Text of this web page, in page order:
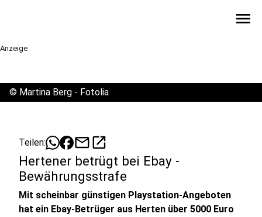
menu
Anzeige
© Martina Berg - Fotolia
Teilen: mailopen_in_new
Hertener betrügt bei Ebay -
Bewährungsstrafe
Mit scheinbar günstigen Playstation-Angeboten
hat ein Ebay-Betrüger aus Herten über 5000 Euro